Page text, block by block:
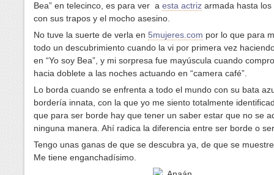
Bea” en telecinco, es para ver a esta actriz armada hasta los
con sus trapos y el mocho asesino.
No tuve la suerte de verla en 5mujeres.com por lo que para
todo un descubrimiento cuando la vi por primera vez
en “Yo soy Bea”, y mi sorpresa fue mayúscula cuando
hacia doblete a las noches actuando en “camera café”.
Lo borda cuando se enfrenta a todo el mundo con su bata
bordería innata, con la que yo me siento totalmente
que para ser borde hay que tener un saber estar que no se
ninguna manera. Ahí radica la diferencia entre ser borde o
Tengo unas ganas de que se descubra ya, de que se
Me tiene enganchadísimo.